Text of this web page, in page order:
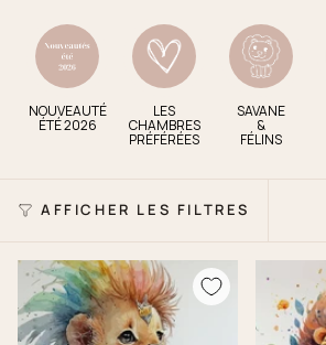
NOUVEAUTÉ
ÉTÉ 2026
LES
CHAMBRES
PRÉFÉRÉES
SAVANE
&
FÉLINS
AFFICHER LES FILTRES